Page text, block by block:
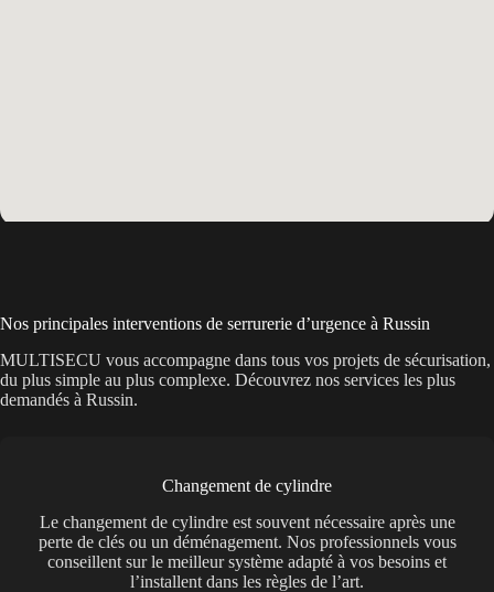
Nos principales interventions de serrurerie d’urgence à Russin
MULTISECU vous accompagne dans tous vos projets de sécurisation,
du plus simple au plus complexe. Découvrez nos services les plus
demandés à Russin.
Changement de cylindre
Le changement de cylindre est souvent nécessaire après une
perte de clés ou un déménagement. Nos professionnels vous
conseillent sur le meilleur système adapté à vos besoins et
l’installent dans les règles de l’art.